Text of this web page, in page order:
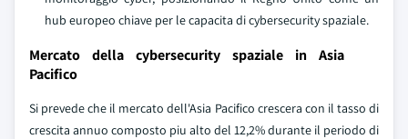
hub europeo chiave per le capacita di cybersecurity spaziale.
Mercato della cybersecurity spaziale in Asia
Pacifico
Si prevede che il mercato dell'Asia Pacifico crescera con il tasso di
crescita annuo composto piu alto del 12,2% durante il periodo di